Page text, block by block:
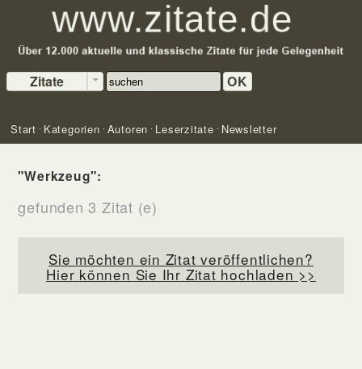
Zitate OK
Start Kategorien Autoren Leserzitate Newsletter
"Werkzeug":
gefunden 3 Zitat (e)
Sie möchten ein Zitat veröffentlichen?
Hier können Sie Ihr Zitat hochladen >>